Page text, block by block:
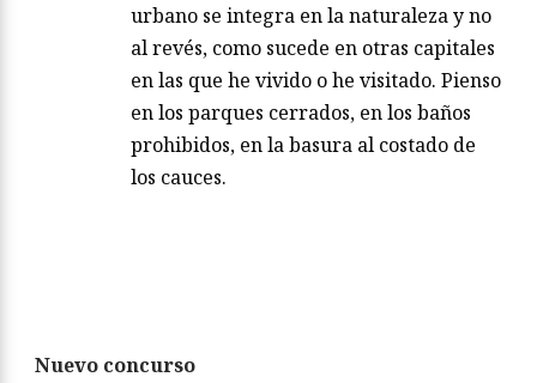
urbano se integra en la naturaleza y no
al revés, como sucede en otras capitales
en las que he vivido o he visitado. Pienso
en los parques cerrados, en los baños
prohibidos, en la basura al costado de
los cauces.
Nuevo concurso